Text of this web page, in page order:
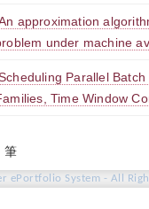
approximation
under machine
Parallel
Time Window
筆
ePortfolio System - All